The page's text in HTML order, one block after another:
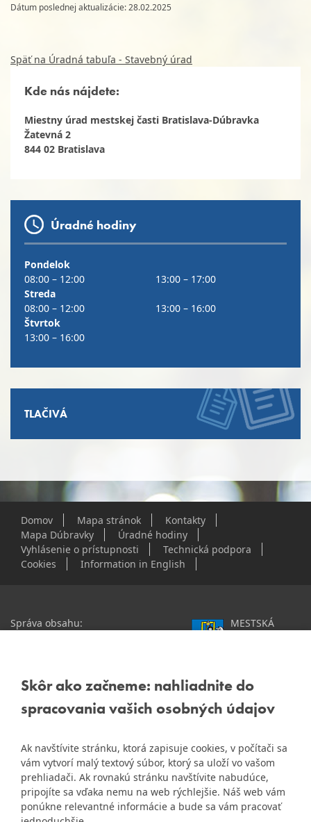
Skôr ako začneme: nahliadnite do
spracovania vašich osobných údajov
Ak navštívite stránku, ktorá zapisuje cookies, v počítači sa
vám vytvorí malý textový súbor, ktorý sa uloží vo vašom
prehliadači. Ak rovnakú stránku navštívite nabudúce,
pripojíte sa vďaka nemu na web rýchlejšie. Náš web vám
ponúkne relevantné informácie a bude sa vám pracovať
Dátum poslednej aktualizácie: 28.02.2025
Späť na Úradná tabuľa - Stavebný úrad
Kde nás nájdete:
Miestny úrad mestskej časti Bratislava-Dúbravka
Žatevná 2
844 02 Bratislava
Úradné hodiny
Pondelok
08:00 – 12:00
13:00 – 17:00
Streda
08:00 – 12:00
13:00 – 16:00
Štvrtok
13:00 – 16:00
TLAČIVÁ
Domov Mapa stránok
Kontakty
Mapa Dúbravky
Úradné hodiny
Vyhlásenie o prístupnosti
Technická podpora
Cookies
Information in English
Správa obsahu:
Staršie informácie a dokumenty
starej stránke Dúbravky
Naša mestská časť získala 3.
miesto v súťažiZlatyErb.sk
o
najlepšiu internetovú stránku
MESTSKÁ
Žatevná 2, 844 02
IČO: 00603406
DIČ: 2020919120
IČ DPH: Nie sme platca
DPH
Bankové spojenie: